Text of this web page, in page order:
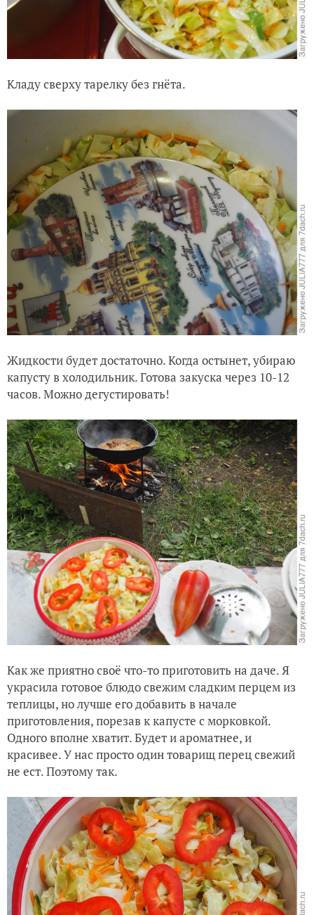
Кладу сверху тарелку без гнёта.
Жидкости будет достаточно. Когда остынет, убираю
капусту в холодильник. Готова закуска через 10-12
часов. Можно дегустировать!
Как же приятно своё что-то приготовить на даче. Я
украсила готовое блюдо свежим сладким перцем из
теплицы, но лучше его добавить в начале
приготовления, порезав к капусте с морковкой.
Одного вполне хватит. Будет и ароматнее, и
красивее. У нас просто один товарищ перец свежий
не ест. Поэтому так.